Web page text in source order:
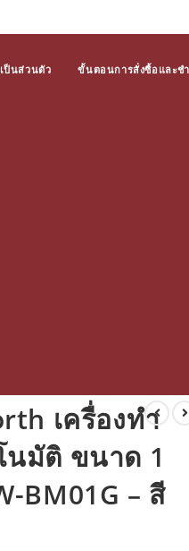
ป็นส่วนตัว ขั้นตอนการสั่งซื้อและช
เครื่องทำ
มัติ ขนาด 1
BM01G – สี